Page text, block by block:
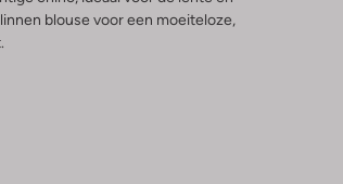
blouse voor een moeiteloze,